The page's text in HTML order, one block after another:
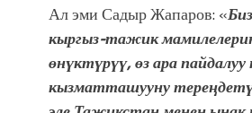
Ал эми Садыр Жапаров: «
кыргыз-тажик
өнүктүрүү, өз ара пайдалуу
кызматташууну